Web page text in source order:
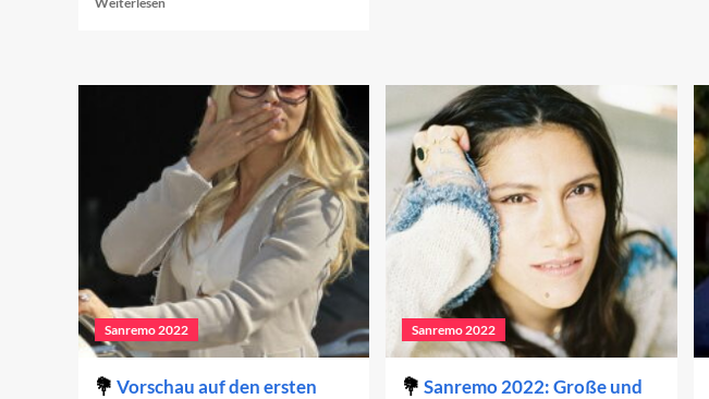
auf
vierten
Abend
Abend
Sanremo 2022
Vorschau auf den ersten
Sanremo 2022
Sanremo 2022: Große und